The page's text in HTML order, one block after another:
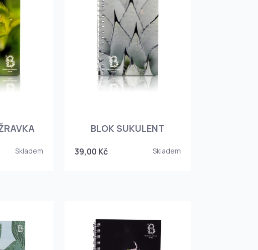
Skladem
BLOK SUKULENT
39,00 Kč Skladem